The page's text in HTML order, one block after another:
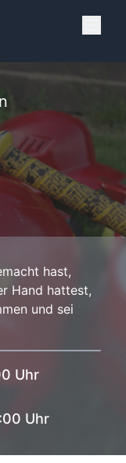
hast,
Hand hattest,
und sei
Uhr
Uhr